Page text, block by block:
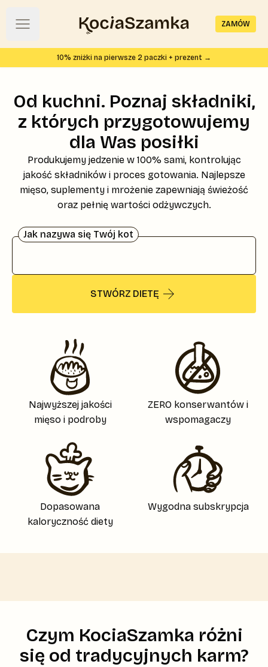
Open main menuStrona główna KociaSzamka
ZAMÓW
10% zniżki na pierwsze 2 paczki + prezent →
Od kuchni. Poznaj składniki,
z których przygotowujemy
dla Was posiłki
Produkujemy jedzenie w 100% sami, kontrolując
jakość składników i proces gotowania. Najlepsze
mięso, suplementy i mrożenie zapewniają świeżość
oraz pełnię wartości odżywczych.
Jak nazywa się Twój kot
STWÓRZ DIETĘ
Najwyższej jakości
mięso i podroby
ZERO konserwantów i
wspomagaczy
Dopasowana
kaloryczność diety
Wygodna subskrypcja
Czym KociaSzamka różni
się od tradycyjnych karm?